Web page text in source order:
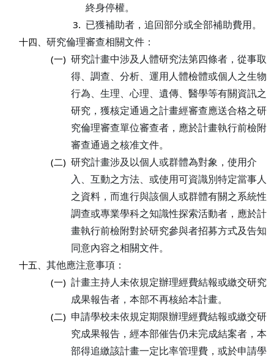
終身停權。
3. 已獲補助者，追回部分或全部補助費用。
十四、 研究倫理審查相關文件：
(一) 研究計畫中涉及人體研究法第四條者，從事取
得、調查、分析、運用人體檢體或個人之生物
行為、生理、心理、遺傳、醫學等有關資訊之
研究，獲核定通過之計畫經審查應送合格之研
究倫理審查單位審查者，應於計畫執行前檢附
審查通過之核准文件。
(二) 研究計畫涉及以個人或群體為對象，使用介
入、互動之方法、或使用可資識別特定當事人
之資料，而進行與該個人或群體有關之系統性
調查或專業學科之知識性探索活動者，應於計
畫執行前檢附對於研究參與者招募方式及告知
同意內容之相關文件。
十五、 其他應注意事項：
(一) 計畫主持人未依規定辦理經費結報或繳交研究
成果報告者，本部不再核給本計畫。
(二) 申請學校未依規定期限辦理經費結報或繳交研
究成果報告，經本部催告仍未完成結案者，本
部得追繳該計畫一定比率管理費，或於申請學